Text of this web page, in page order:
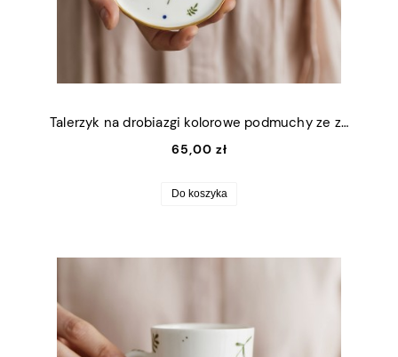
Talerzyk na drobiazgi kolorowe podmuchy ze złotym rantem 11x9cm (S)
65,00 zł
Do koszyka